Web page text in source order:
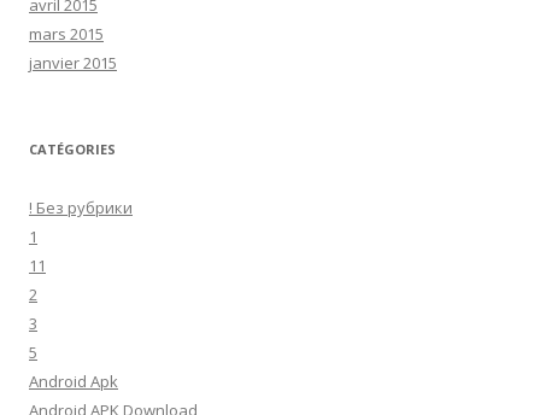
avril 2015
mars 2015
janvier 2015
CATÉGORIES
! Без рубрики
1
11
2
3
5
Android Apk
Android APK Download